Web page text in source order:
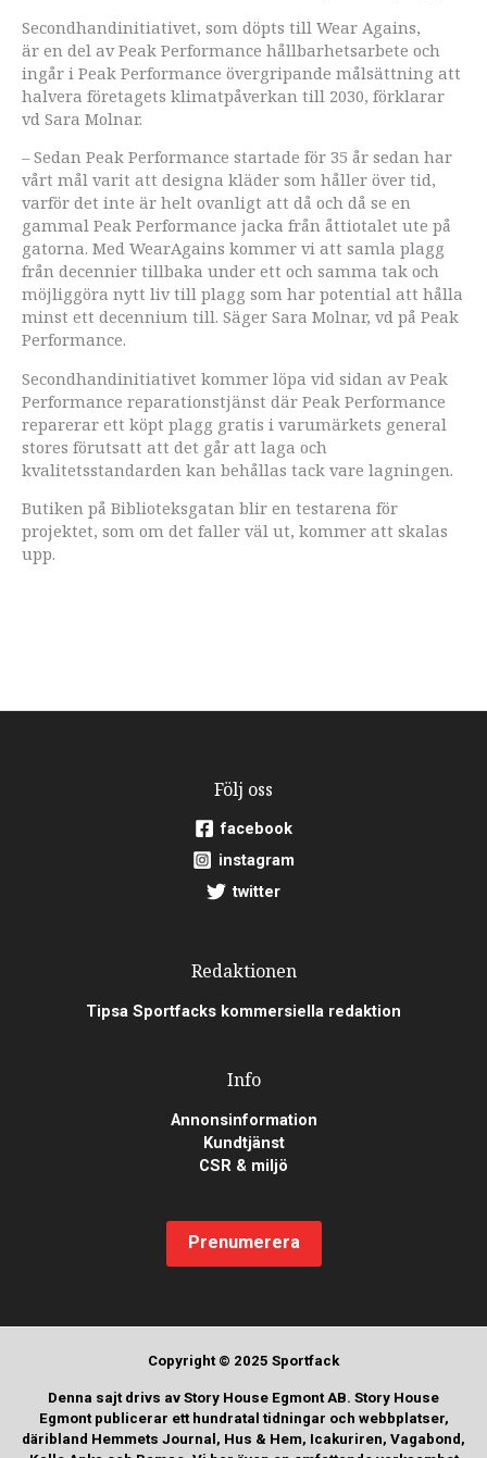
Secondhandinitiativet, som döpts till Wear Agains,
är en del av Peak Performance hållbarhetsarbete och
ingår i Peak Performance övergripande målsättning att
halvera företagets klimatpåverkan till 2030, förklarar
vd Sara Molnar.
– Sedan Peak Performance startade för 35 år sedan har
vårt mål varit att designa kläder som håller över tid,
varför det inte är helt ovanligt att då och då se en
gammal Peak Performance jacka från åttiotalet ute på
gatorna. Med WearAgains kommer vi att samla plagg
från decennier tillbaka under ett och samma tak och
möjliggöra nytt liv till plagg som har potential att hålla
minst ett decennium till. Säger Sara Molnar, vd på Peak
Performance.
Secondhandinitiativet kommer löpa vid sidan av Peak
Performance reparationstjänst där Peak Performance
reparerar ett köpt plagg gratis i varumärkets general
stores förutsatt att det går att laga och
kvalitetsstandarden kan behållas tack vare lagningen.
Butiken på Biblioteksgatan blir en testarena för
projektet, som om det faller väl ut, kommer att skalas
upp.
Följ oss
facebook
instagram
twitter
Redaktionen
Tipsa Sportfacks kommersiella redaktion
Info
Annonsinformation
Kundtjänst
CSR & miljö
Prenumerera
Copyright © 2025 Sportfack
Denna sajt drivs av Story House Egmont AB. Story House
Egmont publicerar ett hundratal tidningar och webbplatser,
däribland Hemmets Journal, Hus & Hem, Icakuriren, Vagabond,